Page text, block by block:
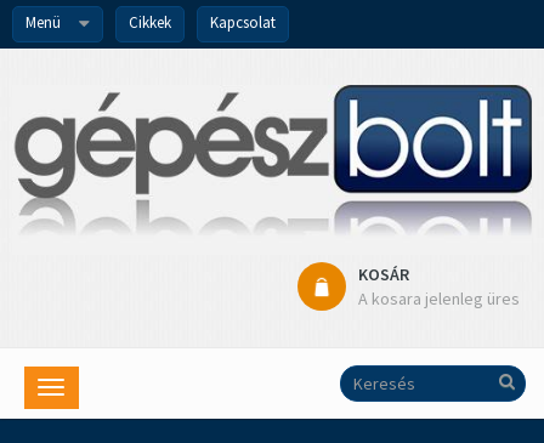
Menü Cikkek Kapcsolat
KOSÁR
A kosara jelenleg üres
Toggle
navigation